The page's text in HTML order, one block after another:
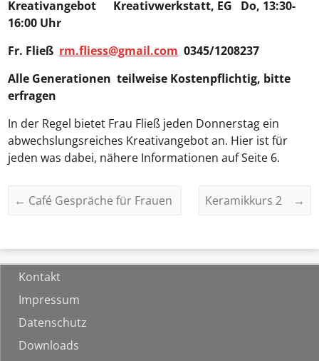
Kreativangebot
Kreativwerkstatt, EG Do, 13:30-
16:00 Uhr
Fr. Fließ rm.fliess@gmail.com 0345/1208237
Alle Generationen teilweise Kostenpflichtig, bitte
erfragen
In der Regel bietet Frau Fließ jeden Donnerstag ein
abwechslungsreiches Kreativangebot an. Hier ist für
jeden was dabei, nähere Informationen auf Seite 6.
← Café Gespräche für Frauen Keramikkurs 2 →
Kontakt
Impressum
Datenschutz
Downloads